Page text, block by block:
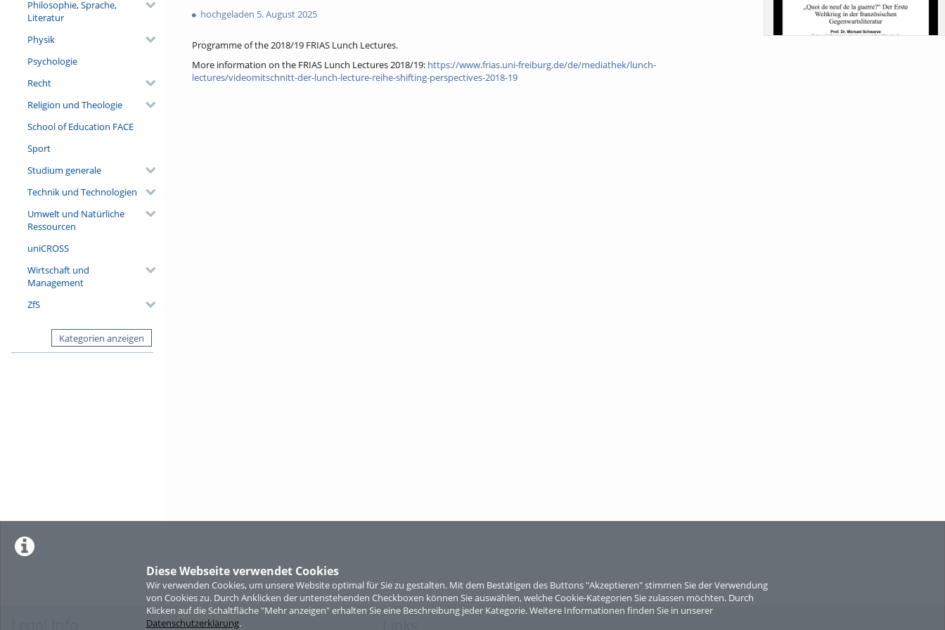
Diese Webseite verwendet Cookies
Wir verwenden Cookies, um unsere Website optimal für Sie zu gestalten. Mit dem Bestätigen des Buttons "Akzeptieren" stimmen Sie der Verwendung
von Cookies zu. Durch Anklicken der untenstehenden Checkboxen können Sie auswählen, welche Cookie-Kategorien Sie zulassen möchten. Durch
Klicken auf die Schaltfläche "Mehr anzeigen" erhalten Sie eine Beschreibung jeder Kategorie. Weitere Informationen finden Sie in unserer
Datenschutzerklärung.
Philosophie, Sprache,
Literatur
Physik
Psychologie
Recht
Religion und Theologie
School of Education FACE
Sport
Studium generale
Technik und Technologien
Umwelt und Natürliche
Ressourcen
uniCROSS
Wirtschaft und
Management
ZfS
Kategorien anzeigen
views
hochgeladen 5. August 2025
Programme of the 2018/19 FRIAS Lunch Lectures.
More information on the FRIAS Lunch Lectures 2018/19: https://www.frias.uni-freiburg.de/de/mediathek/lunch-
lectures/videomitschnitt-der-lunch-lecture-reihe-shifting-perspectives-2018-19